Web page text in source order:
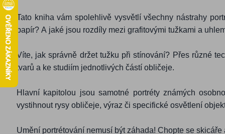
Tato kniha vám spolehlivě vysvětlí všechny nástrahy
papír? A jaké jsou rozdíly mezi grafitovými tužkami a
Víte, jak správně držet tužku při stínování? Přes různé
tvarů a ke studiím jednotlivých částí obličeje.
Hlavní kapitolou jsou samotné portréty známých
vystihnout rysy obličeje, výraz či specifické osvětlení
Umění portrétování nemusí být záhada! Chopte se